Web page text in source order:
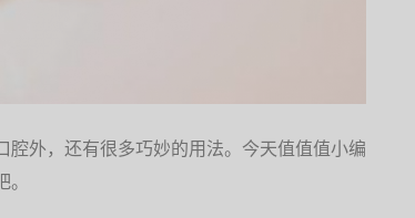
外，还有很多巧妙的用法。今天值值值小编